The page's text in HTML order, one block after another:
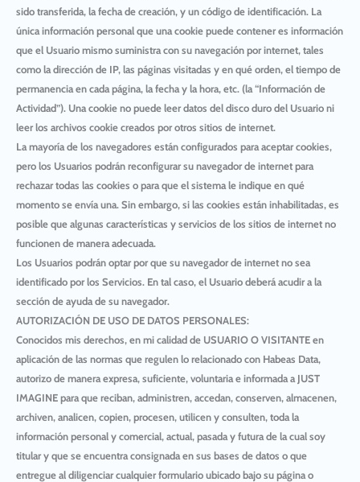
sido transferida, la fecha de creación, y un código de identificación. La
única información personal que una cookie puede contener es información
que el Usuario mismo suministra con su navegación por internet, tales
como la dirección de IP, las páginas visitadas y en qué orden, el tiempo de
permanencia en cada página, la fecha y la hora, etc. (la “Información de
Actividad”). Una cookie no puede leer datos del disco duro del Usuario ni
leer los archivos cookie creados por otros sitios de internet.
La mayoría de los navegadores están configurados para aceptar cookies,
pero los Usuarios podrán reconfigurar su navegador de internet para
rechazar todas las cookies o para que el sistema le indique en qué
momento se envía una. Sin embargo, si las cookies están inhabilitadas, es
posible que algunas características y servicios de los sitios de internet no
funcionen de manera adecuada.
Los Usuarios podrán optar por que su navegador de internet no sea
identificado por los Servicios. En tal caso, el Usuario deberá acudir a la
sección de ayuda de su navegador.
AUTORIZACIÓN DE USO DE DATOS PERSONALES:
Conocidos mis derechos, en mi calidad de USUARIO O VISITANTEen
aplicación de las normas que regulen lo relacionado con Habeas Data,
autorizo de manera expresa, suficiente, voluntaria e informada a JUST
IMAGINEpara que reciban, administren, accedan, conserven, almacenen,
archiven, analicen, copien, procesen, utilicen y consulten, toda la
información personal y comercial, actual, pasada y futura de la cual soy
titular y que se encuentra consignada en sus bases de datos o que
entregue al diligenciar cualquier formulario ubicado bajo su página o